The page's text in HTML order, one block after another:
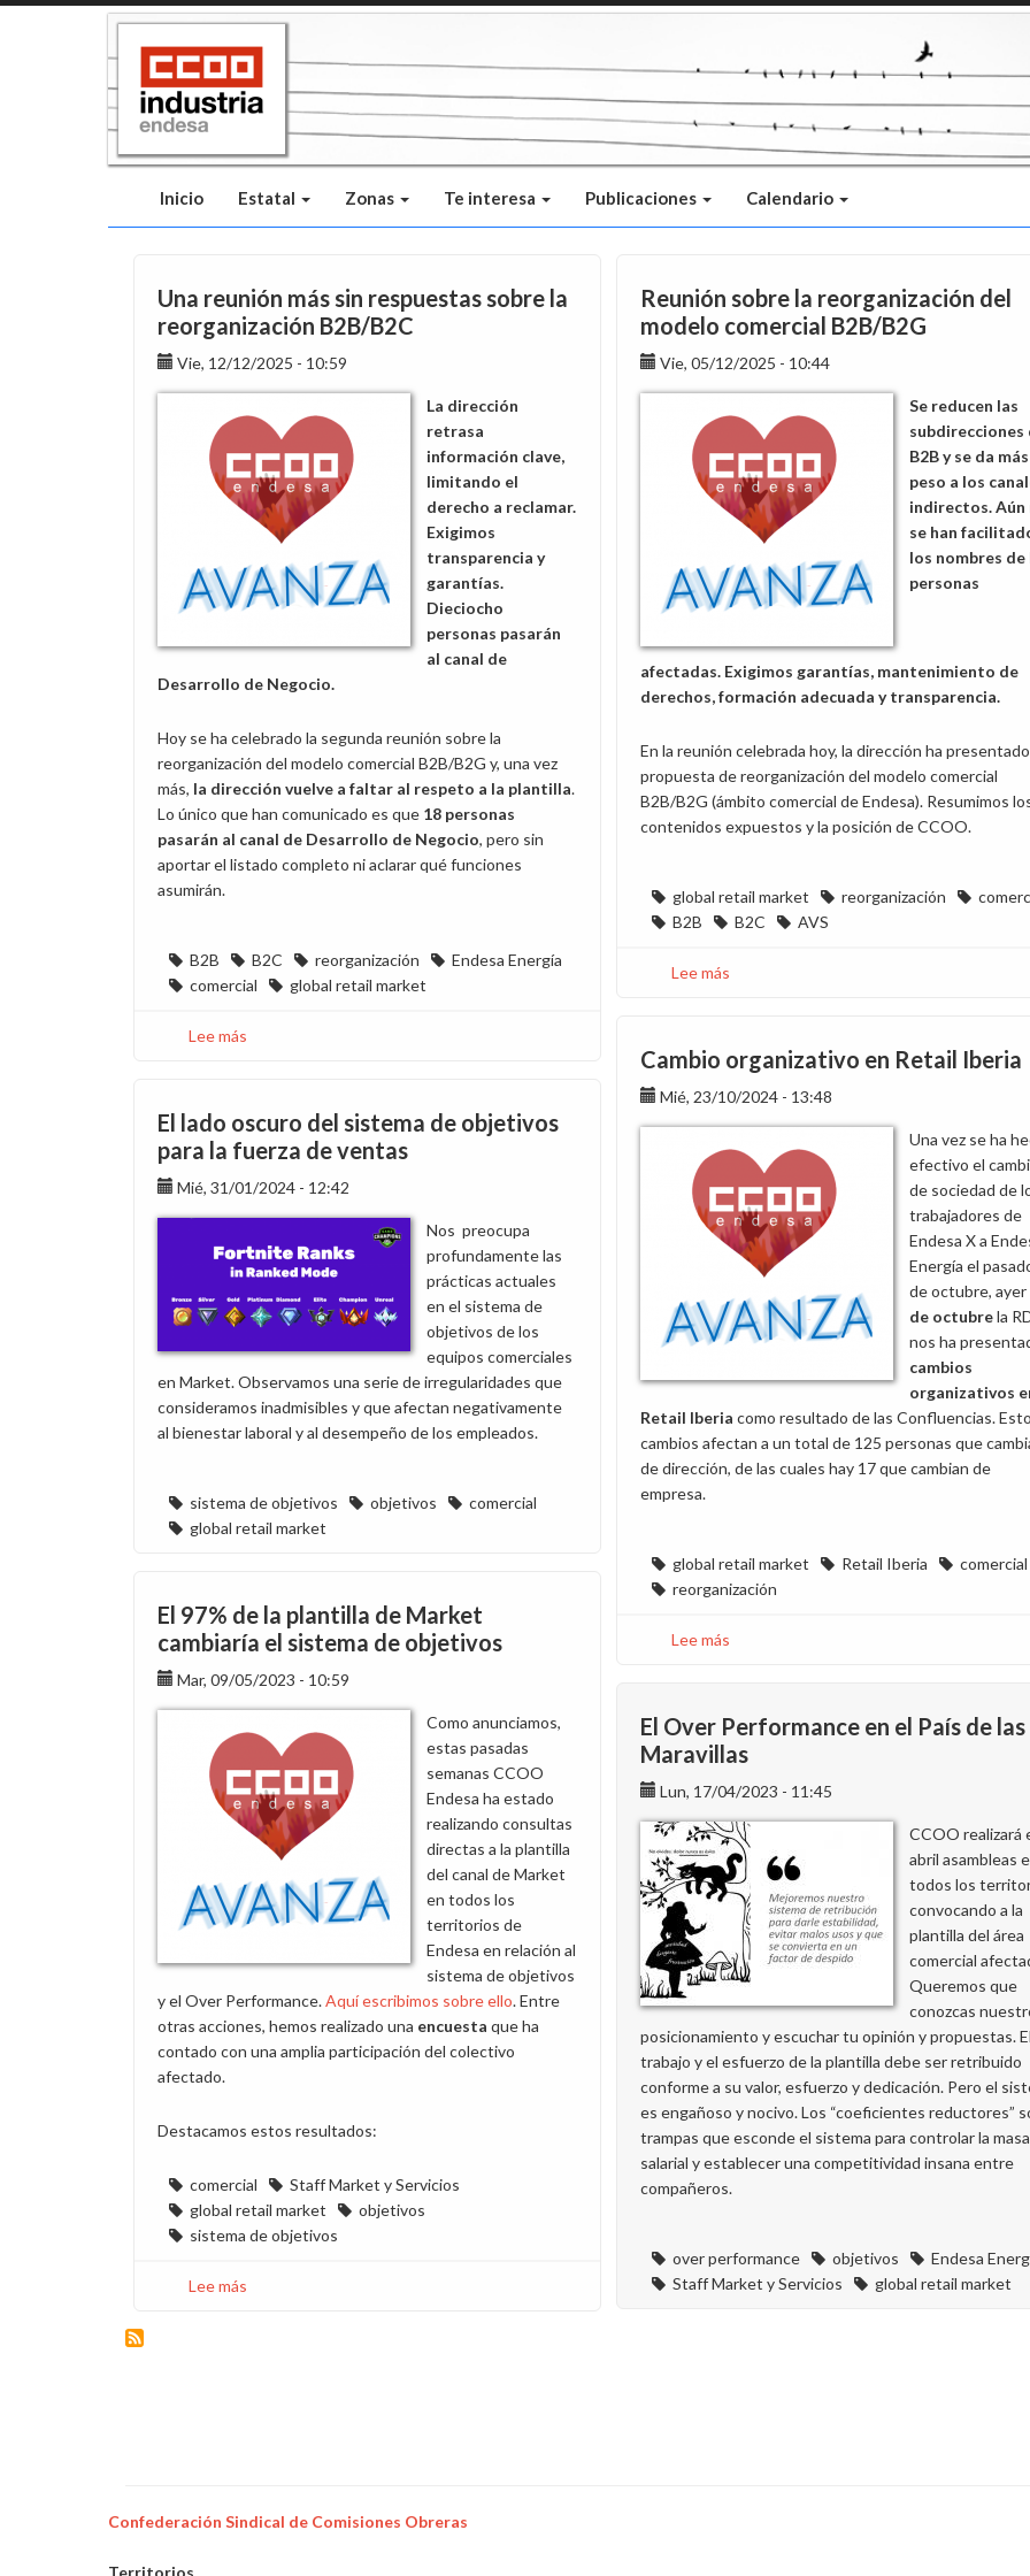
Inicio Estatal Zonas Te interesa Publicaciones Calendario
Una reunión más sin respuestas sobre la
reorganización B2B/B2C
Vie, 12/12/2025 - 10:59
La dirección
retrasa
información clave,
limitando el
derecho a reclamar.
Exigimos
transparencia y
garantías.
Dieciocho
personas pasarán
al canal de
Desarrollo de Negocio.
Hoy se ha celebrado la segunda reunión sobre la
reorganización del modelo comercial B2B/B2G y, una vez
más, la dirección vuelve a faltar al respeto a la plantilla.
Lo único que han comunicado es que 18 personas
pasarán al canal de Desarrollo de Negocio, pero sin
aportar el listado completo ni aclarar qué funciones
asumirán.
B2B B2C reorganización
Endesa Energía
comercial
global retail market
Lee más
sin
respuestas
sobre
la
B2B/B2C
Reunión sobre la reorganización del
modelo comercial B2B/B2G
Vie, 05/12/2025 - 10:44
Se reducen las
subdirecciones
B2B y se da más
peso a los
indirectos. Aún
se han
los nombres de
personas
afectadas. Exigimos garantías, mantenimiento de
derechos, formación adecuada y transparencia.
En la reunión celebrada hoy, la dirección ha
propuesta de reorganización del modelo comercial
B2B/B2G (ámbito comercial de Endesa). Resumimos
contenidos expuestos y la posición de CCOO.
global retail market reorganización
B2B
B2C AVS
Lee más
reorganización
del
modelo
comercial
B2B/B2G
Cambio organizativo en Retail Iberia
Mié, 23/10/2024 - 13:48
Una vez se ha
efectivo el
de sociedad de
trabajadores de
Endesa X a
Energía el
de octubre, ayer
de octubrela
nos ha
cambios
organizativos
Retail Iberia como resultado de las Confluencias.
cambios afectan a un total de 125 personas que
de dirección, de las cuales hay 17 que cambian de
empresa.
global retail market Retail Iberia
comercial
reorganización
Lee más
en
Retail
Iberia
El lado oscuro del sistema de objetivos
para la fuerza de ventas
Mié, 31/01/2024 - 12:42
Nos preocupa
profundamente las
prácticas actuales
en el sistema de
objetivos de los
equipos comerciales
en Market. Observamos una serie de irregularidades que
consideramos inadmisibles y que afectan negativamente
al bienestar laboral y al desempeño de los empleados.
sistema de objetivos objetivos
comercial
global retail market
El 97% de la plantilla de Market
cambiaría el sistema de objetivos
Mar, 09/05/2023 - 10:59
Como anunciamos,
estas pasadas
semanas CCOO
Endesa ha estado
realizando consultas
directas a la plantilla
del canal de Market
en todos los
territorios de
Endesa en relación al
sistema de objetivos
y el Over Performance.Aquí escribimos sobre ello. Entre
otras acciones, hemos realizado una encuesta que ha
contado con una amplia participación del colectivo
afectado.
Destacamos estos resultados:
comercial
Staff Market y Servicios
global retail market
objetivos
sistema de objetivos
Lee más
el
El Over Performance en el País de las
Maravillas
Lun, 17/04/2023 - 11:45
CCOO realizará
abril asambleas
todos los
convocando a la
plantilla del área
comercial
Queremos que
conozcas
posicionamiento y escuchar tu opinión y propuestas. El
trabajo y el esfuerzo de la plantilla debe ser retribuido
conforme a su valor, esfuerzo y dedicación. Pero el
es engañoso y nocivo. Los “coeficientes reductores”
trampas que esconde el sistema para controlar la masa
salarial y establecer una competitividad insana entre
compañeros.
over performance objetivos
Endesa
Staff Market y Servicios
global retail market
Confederación Sindical de Comisiones Obreras
Territorios